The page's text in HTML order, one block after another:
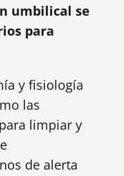
umbilical se
para
y fisiología
las
limpiar y
de alerta